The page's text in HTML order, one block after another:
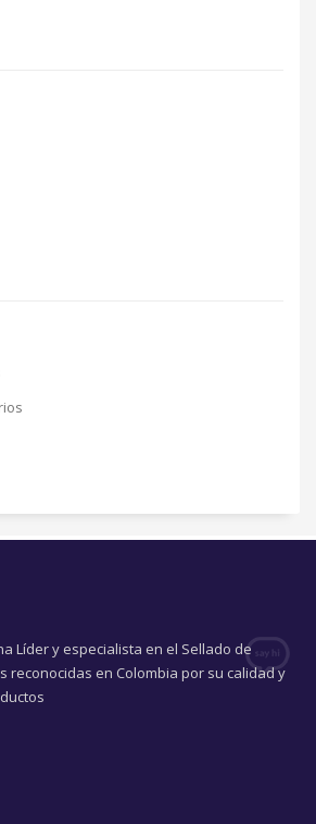
Líder y especialista en el Sellado de
reconocidas en Colombia por su calidad y